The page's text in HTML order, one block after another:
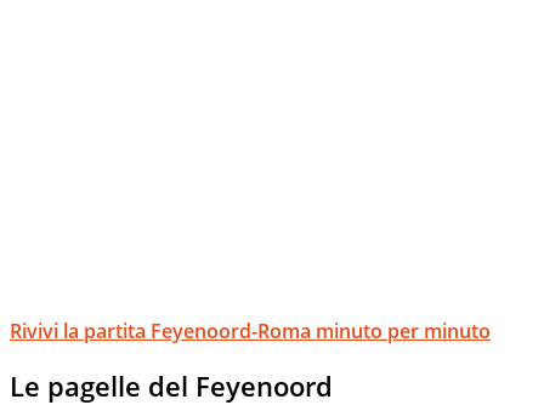
Rivivi la partita Feyenoord-Roma minuto per minuto
Le pagelle del Feyenoord